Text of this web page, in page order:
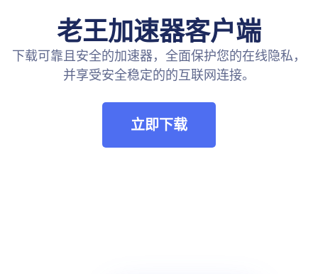
老王加速器客户端
下载可靠且安全的加速器，全面保护您的在线隐私，
并享受安全稳定的的互联网连接。
立即下载